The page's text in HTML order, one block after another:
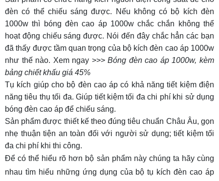
đèn có thể chiếu sáng được. Nếu không có bộ kích đèn
1000w thì bóng đèn cao áp 1000w chắc chắn không thể
hoạt động chiếu sáng được. Nói đến đây chắc hẳn các bạn
đã thấy được tầm quan trọng của bộ kích đèn cao áp 1000w
như thế nào. Xem ngay >>>Bóng đèn cao áp 1000w, kèm
bảng chiết khấu giá 45%
Tụ kích giúp cho bộ đèn cao áp có khả năng tiết kiệm điện
năng tiêu thụ tối đa. Giúp tiết kiệm tối đa chi phí khi sử dụng
bóng đèn cao áp để chiếu sáng.
Sản phẩm được thiết kế theo đúng tiêu chuẩn Châu Âu, gọn
nhẹ thuận tiện an toàn đối với người sử dụng; tiết kiệm tối
đa chi phí khi thi công.
Để có thể hiểu rõ hơn bộ sản phẩm này chúng ta hãy cùng
nhau tìm hiểu những ứng dụng của bộ tụ kích đèn cao áp